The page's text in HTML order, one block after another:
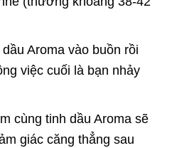
Aroma vào buồn rồi
việc cuối là bạn nhảy
cùng tinh dầu Aroma sẽ
giác căng thẳng sau